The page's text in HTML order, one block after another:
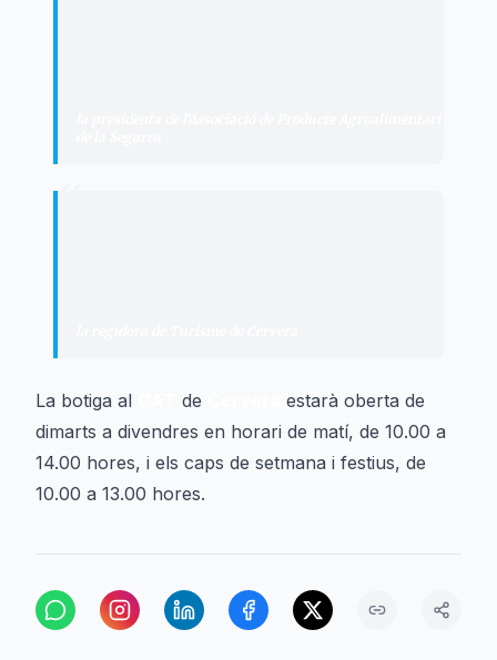
“
La botiga al de
estarà oberta de
dimarts a divendres en horari de matí, de 10.00 a
14.00 hores, i els caps de setmana i festius, de
10.00 a 13.00 hores.